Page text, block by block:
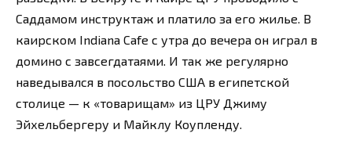
Саддамом инструктаж и платило за его жилье. В
каирском Indiana Cafe с утра до вечера он играл в
домино с завсегдатаями. И так же регулярно
наведывался в посольство США в египетской
столице — к «товарищам» из ЦРУ Джиму
Эйхельбергеру и Майклу Коупленду.